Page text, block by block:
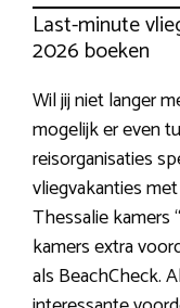
Last-minute
2026 boeken
Wil jij niet langer
mogelijk er even
reisorganisaties
vliegvakanties
Thessalie kamers
kamers extra
als BeachCheck.